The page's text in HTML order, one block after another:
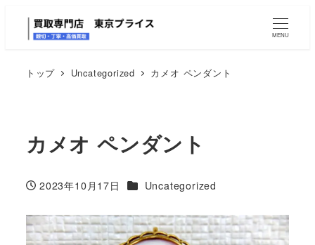
MENU
トップ Uncategorized カメオ ペンダント
カメオ ペンダント
投稿日
2023年10月17日 カテゴリー
Uncategorized